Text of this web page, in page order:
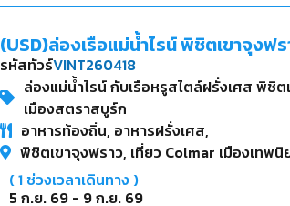
(USD)ล่องเรือแม่น้ำไรน์ พิชิตเขาจุง
รหัสทัวร์VINT260418
ล่องแม่น้ำไรน์ กับเรือหรูสไตล์ฝรั่งเศส พิชิ
เมืองสตราสบูร์ก
อาหารท้องถิ่น, อาหารฝรั่งเศส,
พิชิตเขาจุงฟราว, เที่ยว Colmar เมืองเทพ
(1ช่วงเวลาเดินทาง )
5 ก.ย. 69 - 9 ก.ย. 69